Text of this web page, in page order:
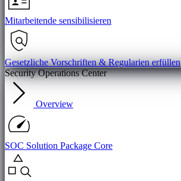
Mitarbeitende sensibilisieren
Gesetzliche Vorschriften & Regularien erfüllen
Security Operations Center
Overview
SOC Solution Package Core